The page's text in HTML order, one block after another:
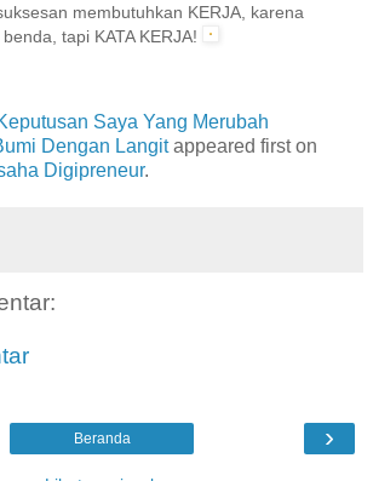
membutuhkan KERJA, karena
tapi KATA KERJA!
Saya Yang Merubah
Dengan Langitappeared first on
Digipreneur.
›
Beranda